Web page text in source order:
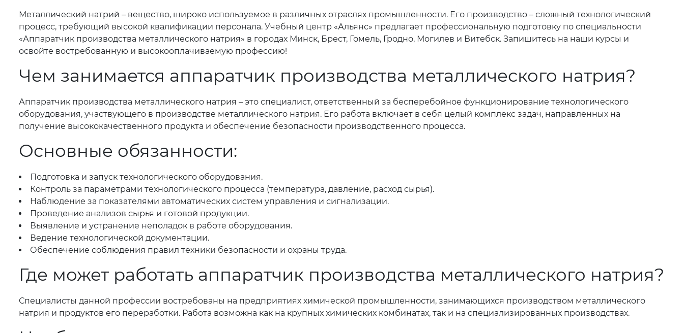
Металлический натрий – вещество, широко используемое в различных отраслях промышленности. Его производство – сложный технологический
процесс, требующий высокой квалификации персонала. Учебный центр «Альянс» предлагает профессиональную подготовку по специальности
«Аппаратчик производства металлического натрия» в городах Минск, Брест, Гомель, Гродно, Могилев и Витебск. Запишитесь на наши курсы и
освойте востребованную и высокооплачиваемую профессию!
Чем занимается аппаратчик производства металлического натрия?
Аппаратчик производства металлического натрия – это специалист, ответственный за бесперебойное функционирование технологического
оборудования, участвующего в производстве металлического натрия. Его работа включает в себя целый комплекс задач, направленных на
получение высококачественного продукта и обеспечение безопасности производственного процесса.
Основные обязанности:
Подготовка и запуск технологического оборудования.
Контроль за параметрами технологического процесса (температура, давление, расход сырья).
Наблюдение за показателями автоматических систем управления и сигнализации.
Проведение анализов сырья и готовой продукции.
Выявление и устранение неполадок в работе оборудования.
Ведение технологической документации.
Обеспечение соблюдения правил техники безопасности и охраны труда.
Где может работать аппаратчик производства металлического натрия?
Специалисты данной профессии востребованы на предприятиях химической промышленности, занимающихся производством металлического
натрия и продуктов его переработки. Работа возможна как на крупных химических комбинатах, так и на специализированных производствах.